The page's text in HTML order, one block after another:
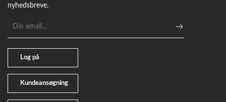
nyhedsbreve.
mailadresse
Kundeansøgning
Log på